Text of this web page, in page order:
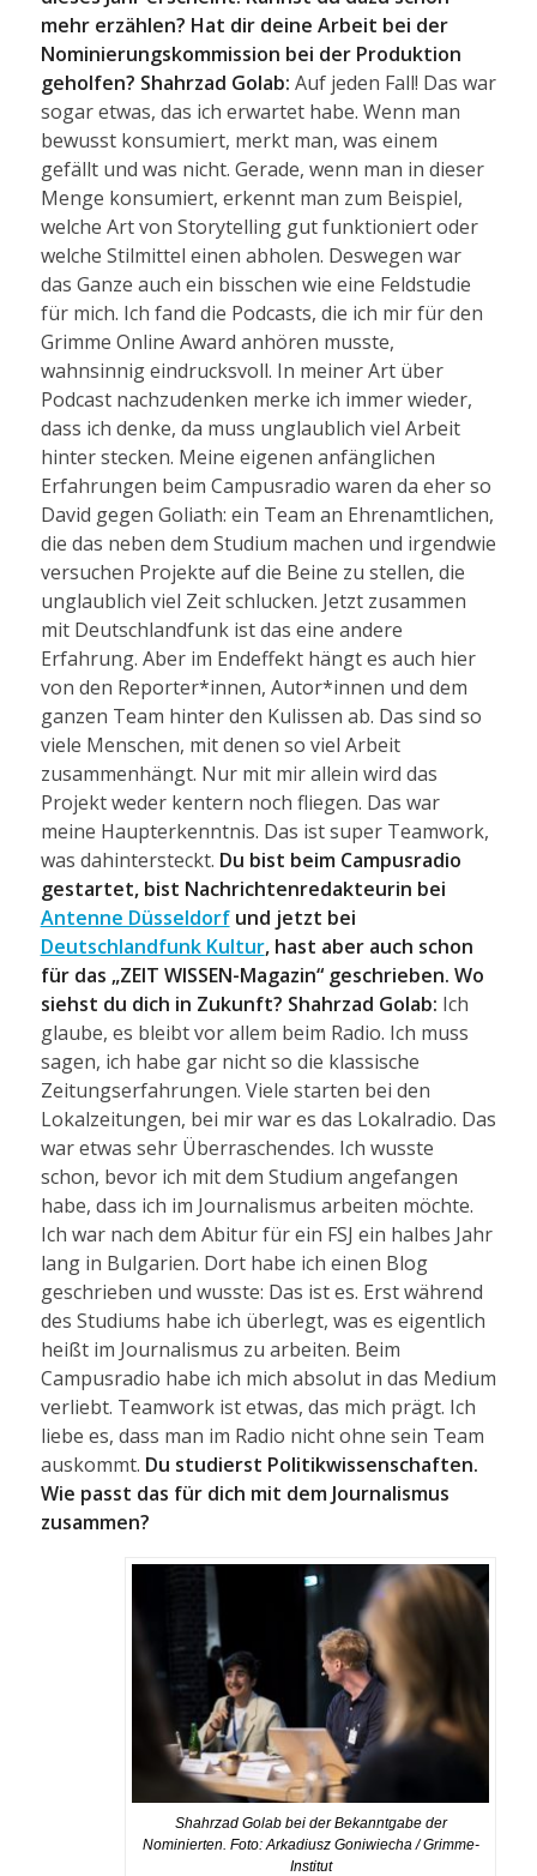
mehr erzählen? Hat dir deine Arbeit bei der
Nominierungskommission bei der Produktion
geholfen? Shahrzad Golab: Auf jeden Fall! Das war
sogar etwas, das ich erwartet habe. Wenn man
bewusst konsumiert, merkt man, was einem
gefällt und was nicht. Gerade, wenn man in dieser
Menge konsumiert, erkennt man zum Beispiel,
welche Art von Storytelling gut funktioniert oder
welche Stilmittel einen abholen. Deswegen war
das Ganze auch ein bisschen wie eine Feldstudie
für mich. Ich fand die Podcasts, die ich mir für den
Grimme Online Award anhören musste,
wahnsinnig eindrucksvoll. In meiner Art über
Podcast nachzudenken merke ich immer wieder,
dass ich denke, da muss unglaublich viel Arbeit
hinter stecken. Meine eigenen anfänglichen
Erfahrungen beim Campusradio waren da eher so
David gegen Goliath: ein Team an Ehrenamtlichen,
die das neben dem Studium machen und irgendwie
versuchen Projekte auf die Beine zu stellen, die
unglaublich viel Zeit schlucken. Jetzt zusammen
mit Deutschlandfunk ist das eine andere
Erfahrung. Aber im Endeffekt hängt es auch hier
von den Reporter*innen, Autor*innen und dem
ganzen Team hinter den Kulissen ab. Das sind so
viele Menschen, mit denen so viel Arbeit
zusammenhängt. Nur mit mir allein wird das
Projekt weder kentern noch fliegen. Das war
meine Haupterkenntnis. Das ist super Teamwork,
was dahintersteckt. Du bist beim Campusradio
gestartet, bist Nachrichtenredakteurin bei
Antenne Düsseldorfund jetzt bei
Deutschlandfunk Kultur, hast aber auch schon
für das „ZEIT WISSEN-Magazin“ geschrieben. Wo
siehst du dich in Zukunft? Shahrzad Golab: Ich
glaube, es bleibt vor allem beim Radio. Ich muss
sagen, ich habe gar nicht so die klassische
Zeitungserfahrungen. Viele starten bei den
Lokalzeitungen, bei mir war es das Lokalradio. Das
war etwas sehr Überraschendes. Ich wusste
schon, bevor ich mit dem Studium angefangen
habe, dass ich im Journalismus arbeiten möchte.
Ich war nach dem Abitur für ein FSJ ein halbes Jahr
lang in Bulgarien. Dort habe ich einen Blog
geschrieben und wusste: Das ist es. Erst während
des Studiums habe ich überlegt, was es eigentlich
heißt im Journalismus zu arbeiten. Beim
Campusradio habe ich mich absolut in das Medium
verliebt. Teamwork ist etwas, das mich prägt. Ich
liebe es, dass man im Radio nicht ohne sein Team
auskommt. Du studierst Politikwissenschaften.
Wie passt das für dich mit dem Journalismus
zusammen?
Shahrzad Golab bei der Bekanntgabe der
Nominierten. Foto: Arkadiusz Goniwiecha / Grimme-
Institut